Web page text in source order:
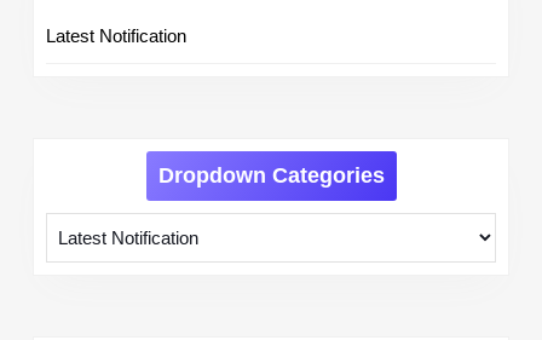
Latest Notification
Dropdown Categories